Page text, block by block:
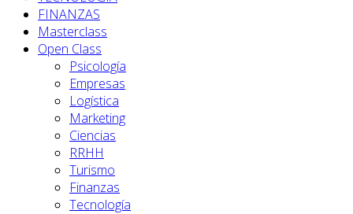
FINANZAS
Masterclass
Open Class
Psicología
Empresas
Logística
Marketing
Ciencias
RRHH
Turismo
Finanzas
Tecnología